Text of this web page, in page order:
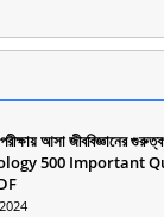
আসা জীববিজ্ঞানের
500 Important